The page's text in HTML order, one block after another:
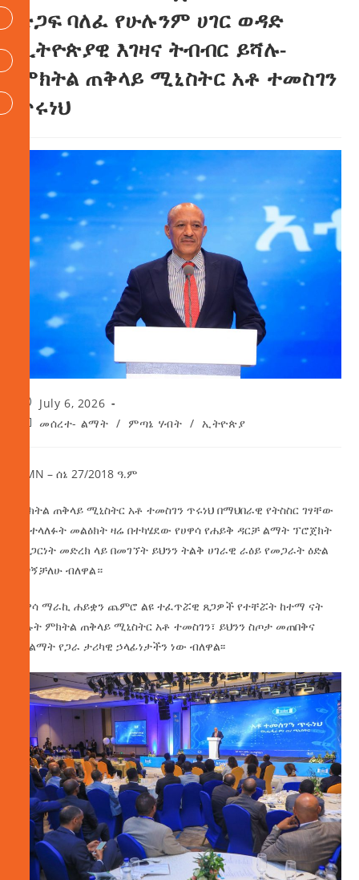
ድጋፍ ባለፈ የሁሉንም ሀገር ወዳድ
ኢትዮጵያዊ እገዛና ትብብር ይሻሉ-
ምክትል ጠቅላይ ሚኒስትር አቶ ተመስገን
ጥሩነህ
July 6, 2026
መሰረተ- ልማት / ምጣኔ ሃብት / ኢትዮጵያ
AMN – ሰኔ 27/2018 ዓ.ም
ምክትል ጠቅላይ ሚኒስትር አቶ ተመስገን ጥሩነህ በማህበራዊ የትስስር ገፃቸው
ባስተላለፉት መልዕክት ዛሬ በተካሄደው የሀዋሳ የሐይቅ ዳርቻ ልማት ፕሮጀክት
የአጋርነት መድረክ ላይ በመገኘት ይህንን ትልቅ ሀገራዊ ራዕይ የመጋራት ዕድል
አግኝቻለሁ ብለዋል።
ሀዋሳ ማራኪ ሐይቋን ጨምሮ ልዩ ተፈጥሯዊ ጸጋዎች የተቸሯት ከተማ ናት
ያሉት ምክትል ጠቅላይ ሚኒስትር አቶ ተመስገን፣ ይህንን ስጦታ መጠበቅና
ማልማት የጋራ ታሪካዊ ኃላፊነታችን ነው ብለዋል፡፡